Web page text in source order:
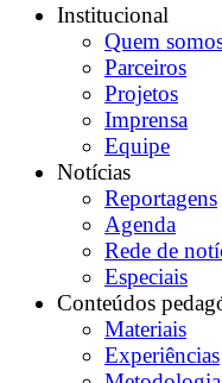
Institucional
Quem
Parceiros
Projetos
Imprensa
Equipe
Notícias
Reportagens
Agenda
Rede de
Especiais
Conteúdos
Materiais
Experiências